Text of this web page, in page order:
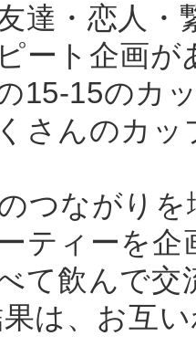
達・恋人
ート企画
15-15のカ
さんのカ
つながり
ティーを
て飲んで
は、お互